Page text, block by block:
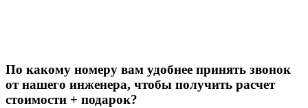
По какому номеру вам удобнее принять звонок
от нашего инженера, чтобы получить расчет
стоимости + подарок?